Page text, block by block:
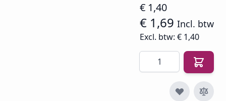
€ 1,40
€ 1,69 Incl. btw
Excl. btw: € 1,40
Aantal